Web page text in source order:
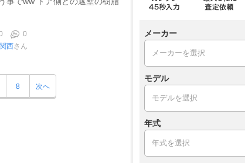
0
西さん
8 次へ
メーカー
モデル
年式